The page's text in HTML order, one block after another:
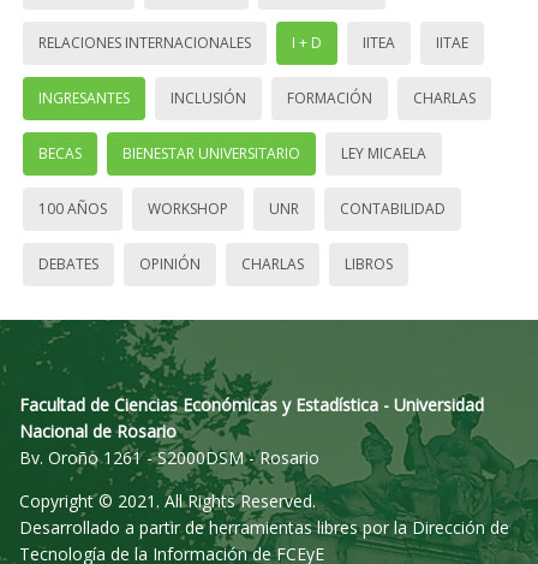
RELACIONES INTERNACIONALES I + D IITEA IITAE
INGRESANTES INCLUSIÓN FORMACIÓN CHARLAS
BECAS BIENESTAR UNIVERSITARIO LEY MICAELA
100 AÑOS WORKSHOP UNR CONTABILIDAD
DEBATES OPINIÓN CHARLAS LIBROS
Facultad de Ciencias Económicas y Estadística - Universidad
Nacional de Rosario
Bv. Oroño 1261 - S2000DSM - Rosario
Copyright © 2021. All Rights Reserved.
Desarrollado a partir de herramientas libres por la Dirección de
Tecnología de la Información de FCEyE